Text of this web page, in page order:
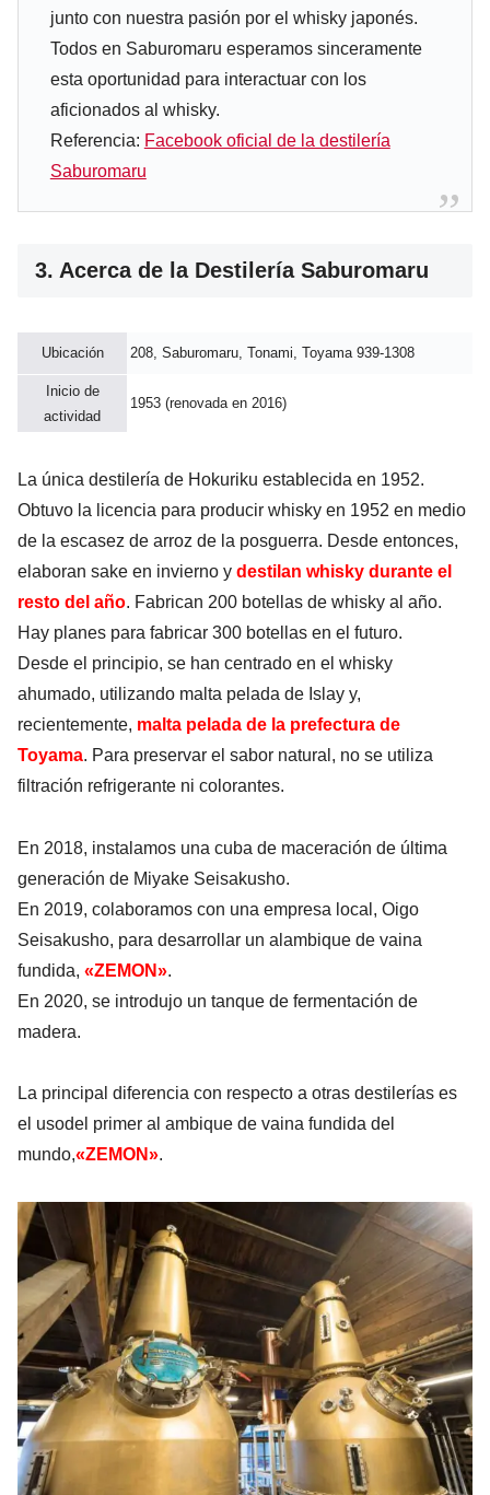
junto con nuestra pasión por el whisky japonés.
Todos en Saburomaru esperamos sinceramente
esta oportunidad para interactuar con los
aficionados al whisky.
Referencia: Facebook oficial de la destilería
Saburomaru
3. Acerca de la Destilería Saburomaru
Ubicación 208, Saburomaru, Tonami, Toyama 939-1308
Inicio de
actividad
1953 (renovada en 2016)
La única destilería de Hokuriku establecida en 1952.
Obtuvo la licencia para producir whisky en 1952 en medio
de la escasez de arroz de la posguerra. Desde entonces,
elaboran sake en invierno y destilan whisky durante el
resto del año. Fabrican 200 botellas de whisky al año.
Hay planes para fabricar 300 botellas en el futuro.
Desde el principio, se han centrado en el whisky
ahumado, utilizando malta pelada de Islay y,
recientemente, malta pelada de la prefectura de
Toyama. Para preservar el sabor natural, no se utiliza
filtración refrigerante ni colorantes.
En 2018, instalamos una cuba de maceración de última
generación de Miyake Seisakusho.
En 2019, colaboramos con una empresa local, Oigo
Seisakusho, para desarrollar un alambique de vaina
fundida, «ZEMON».
En 2020, se introdujo un tanque de fermentación de
madera.
La principal diferencia con respecto a otras destilerías es
el usodel primer al ambique de vaina fundida del
mundo,«ZEMON».